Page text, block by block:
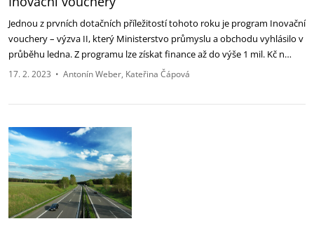
Jednou z prvních dotačních příležitostí tohoto roku je program Inovační
vouchery – výzva II, který Ministerstvo průmyslu a obchodu vyhlásilo v
průběhu ledna. Z programu lze získat finance až do výše 1 mil. Kč n…
17. 2. 2023 • Antonín Weber Kateřina Čápová